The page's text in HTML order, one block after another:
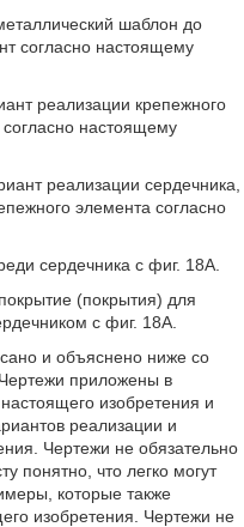
шаблон до
согласно настоящему
реализации крепежного
настоящему
реализации сердечника,
элемента согласно
сердечника с фиг. 18A.
(покрытия) для
с фиг. 18A.
и объяснено ниже со
приложены в
изобретения и
реализации и
Чертежи не обязательно
понятно, что легко могут
которые также
изобретения. Чертежи не